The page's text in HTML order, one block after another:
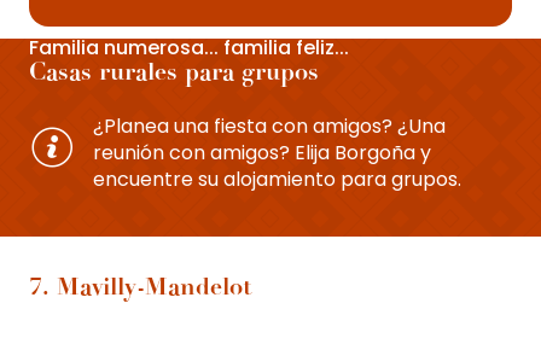
Familia numerosa... familia feliz...
Casas rurales para grupos
¿Planea una fiesta con amigos? ¿Una
reunión con amigos? Elija Borgoña y
encuentre su alojamiento para grupos.
7. Mavilly-Mandelot